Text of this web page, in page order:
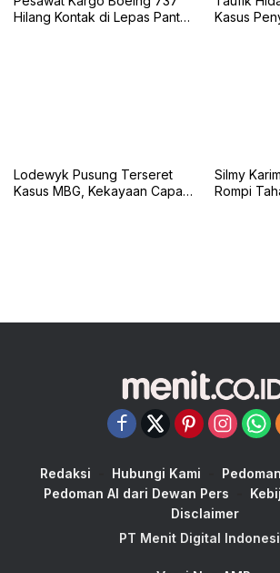
Hilang Kontak di Lepas Pantai
Kasus
Lodewyk Pusung Terseret
Kasus MBG, Kekayaan Capai
Silmy
Rompi
Redaksi Hubungi Kami
Pedoman AI dari Dewan Pers
Disclaimer
PT Menit Digital